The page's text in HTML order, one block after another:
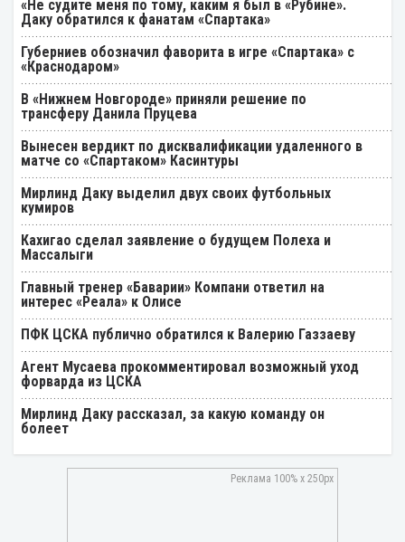
«Не судите меня по тому, каким я был в «Рубине».
Даку обратился к фанатам «Спартака»
Губерниев обозначил фаворита в игре «Спартака» с
«Краснодаром»
В «Нижнем Новгороде» приняли решение по
трансферу Данила Пруцева
Вынесен вердикт по дисквалификации удаленного в
матче со «Спартаком» Касинтуры
Мирлинд Даку выделил двух своих футбольных
кумиров
Кахигао сделал заявление о будущем Полеха и
Массалыги
Главный тренер «Баварии» Компани ответил на
интерес «Реала» к Олисе
ПФК ЦСКА публично обратился к Валерию Газзаеву
Агент Мусаева прокомментировал возможный уход
форварда из ЦСКА
Мирлинд Даку рассказал, за какую команду он
болеет